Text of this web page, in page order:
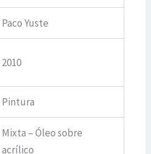
Paco Yuste
2010
Pintura
Mixta – Óleo sobre
acrílico